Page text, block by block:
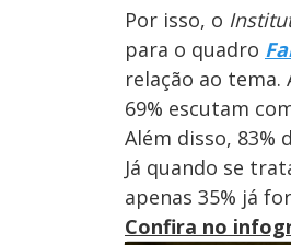
Por isso, o
para o quadro
relação ao
69% escutam
Além disso,
Já quando se
apenas 35% já
Confira no